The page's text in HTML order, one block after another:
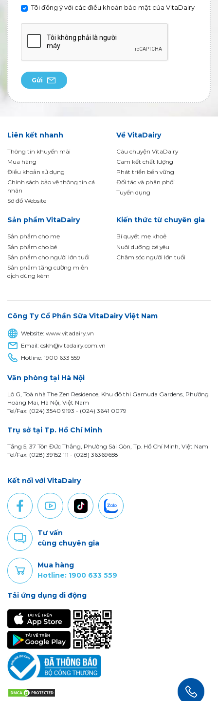
Tôi đồng ý với các điều khoản bảo mật của VitaDairy
Gửi
Liên kết nhanh
Thông tin khuyến mãi
Mua hàng
Điều khoản sử dụng
Chính sách bảo vệ thông tin cá
nhân
Sơ đồ Website
Về VitaDairy
Câu chuyện VitaDairy
Cam kết chất lượng
Phát triển bền vững
Đối tác và phân phối
Tuyển dụng
Sản phẩm VitaDairy
Sản phẩm cho mẹ
Sản phẩm cho bé
Sản phẩm cho người lớn tuổi
Sản phẩm tăng cường miễn
dịch dùng kèm
Kiến thức từ chuyên gia
Bí quyết mẹ khoẻ
Nuôi dưỡng bé yêu
Chăm sóc người lớn tuổi
Công Ty Cổ Phần Sữa VitaDairy Việt Nam
Website:www.vitadairy.vn
Email:cskh@vitadairy.com.vn
Hotline:1900 633 559
Văn phòng tại Hà Nội
Lô G, Toà nhà The Zen Residence, Khu đô thị Gamuda Gardens, Phường
Hoàng Mai, Hà Nội, Việt Nam
Tel/Fax: (024) 3540 9193 - (024) 3641 0079
Trụ sở tại Tp. Hồ Chí Minh
Tầng 5, 37 Tôn Đức Thắng, Phường Sài Gòn, Tp. Hồ Chí Minh, Việt Nam
Tel/Fax: (028) 39152 111 - (028) 36369658
Kết nối với VitaDairy
Tư vấn
cùng chuyên gia
Mua hàng
Hotline: 1900 633 559
Tải ứng dụng di động